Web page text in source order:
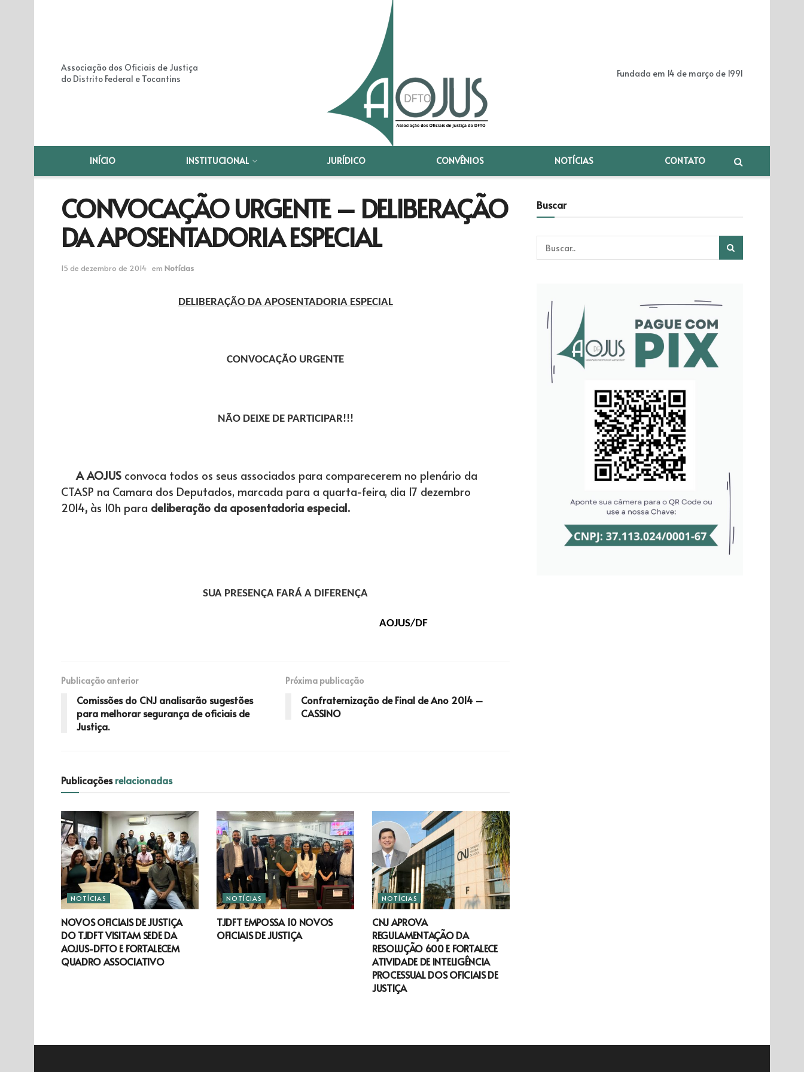
Associação dos Oficiais de Justiça
do Distrito Federal e Tocantins
Fundada em 14 de março de 1991
INÍCIO INSTITUCIONAL JURÍDICO CONVÊNIOS NOTÍCIAS CONTATO
CONVOCAÇÃO URGENTE – DELIBERAÇÃO
DA APOSENTADORIA ESPECIAL
15 de dezembro de 2014 em Notícias
DELIBERAÇÃO DA APOSENTADORIA ESPECIAL
CONVOCAÇÃO URGENTE
NÃO DEIXE DE PARTICIPAR!!!
A AOJUS convoca todos os seus associados para comparecerem no plenário da
CTASP na Camara dos Deputados, marcada para a quarta-feira, dia 17 dezembro
2014, às 10h para deliberação da aposentadoria especial.
SUA PRESENÇA FARÁ A DIFERENÇA
AOJUS/DF
Publicação anterior
Comissões do CNJ analisarão sugestões
para melhorar segurança de oficiais de
Justiça.
Próxima publicação
Confraternização de Final de Ano 2014 –
CASSINO
Publicaçõesrelacionadas
NOTÍCIAS
NOVOS OFICIAIS DE JUSTIÇA
DO TJDFT VISITAM SEDE DA
AOJUS-DFTO E FORTALECEM
QUADRO ASSOCIATIVO
NOTÍCIAS
TJDFT EMPOSSA 10 NOVOS
OFICIAIS DE JUSTIÇA
NOTÍCIAS
CNJ APROVA
REGULAMENTAÇÃO DA
RESOLUÇÃO 600 E FORTALECE
ATIVIDADE DE INTELIGÊNCIA
PROCESSUAL DOS OFICIAIS DE
JUSTIÇA
Buscar